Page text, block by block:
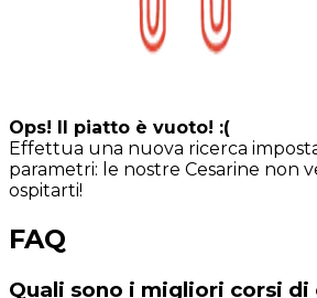
Ops! Il piatto è vuoto! :(
Effettua una nuova ricerca
parametri: le nostre Cesarine non
ospitarti!
FAQ
Quali sono i migliori corsi di